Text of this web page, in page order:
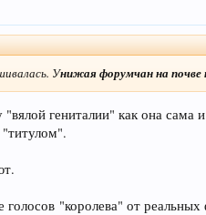
Унижая форумчан на почве
"вялой гениталии" как она
"титулом".
голосов "королева" от